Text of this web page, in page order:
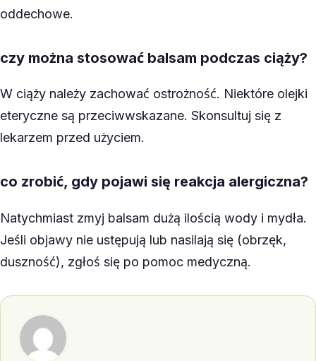
oddechowe.
czy można stosować balsam podczas ciąży?
W ciąży należy zachować ostrożność. Niektóre olejki
eteryczne są przeciwwskazane. Skonsultuj się z
lekarzem przed użyciem.
co zrobić, gdy pojawi się reakcja alergiczna?
Natychmiast zmyj balsam dużą ilością wody i mydła.
Jeśli objawy nie ustępują lub nasilają się (obrzęk,
duszność), zgłoś się po pomoc medyczną.